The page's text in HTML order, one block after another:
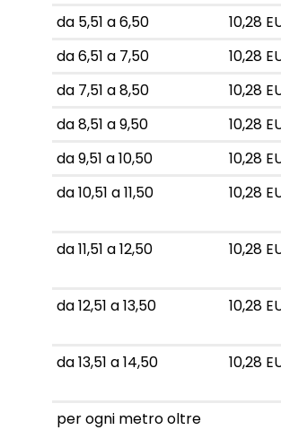
da 5,51 a 6,50
10,28
da 6,51 a 7,50
10,28
da 7,51 a 8,50
10,28
da 8,51 a 9,50
10,28
da 9,51 a 10,50
10,28
da 10,51 a 11,50
10,28
da 11,51 a 12,50
10,28
da 12,51 a 13,50
10,28
da 13,51 a 14,50
10,28
per ogni metro oltre